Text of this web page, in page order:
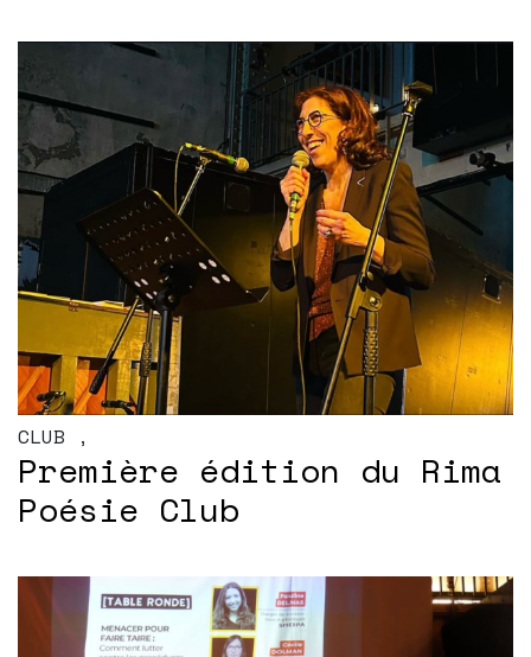
CLUB ,
Première édition du Rima
Poésie Club